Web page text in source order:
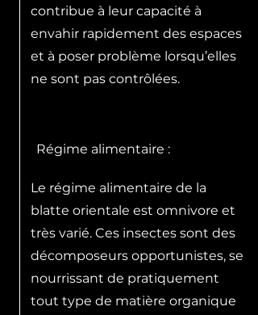
contribue à leur capacité à
envahir rapidement des espaces
et à poser problème lorsqu’elles
ne sont pas contrôlées.
Régime alimentaire :
Le régime alimentaire de la
blatte orientale est omnivore et
très varié. Ces insectes sont des
décomposeurs opportunistes, se
nourrissant de pratiquement
tout type de matière organique